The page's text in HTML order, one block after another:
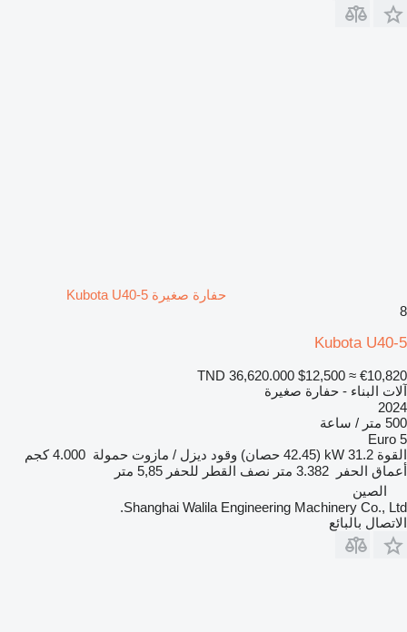
حفارة صغيرة Kubota U40-5
8
Kubota U40-5
TND 36,620.000 $12,500 ≈ €10,820
آلات البناء - حفارة صغيرة
2024
500 متر / ساعة
Euro 5
القوة 31.2 kW (42.45 حصان) وقود ديزل / مازوت حمولة 4.000 كجم
أعماق الحفر
3.382 متر نصف القطر للحفر 5,85 متر
الصين
Shanghai Walila Engineering Machinery Co., Ltd.
الاتصال بالبائع